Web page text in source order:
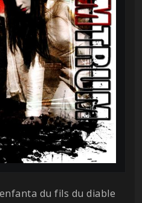
du fils du diable